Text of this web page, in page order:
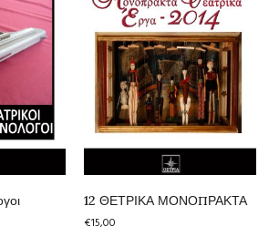
12 ΘΕΤΡΙΚΑ ΜΟΝΟΠΡΑΚΤΑ
€15,00